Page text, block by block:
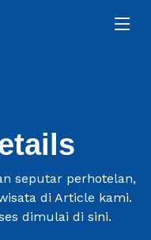
seputar perhotelan,
di Article kami.
dimulai di sini.